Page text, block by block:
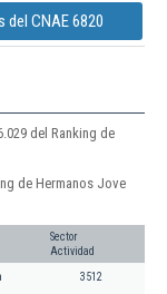
del CNAE 6820
del Ranking de
de Hermanos Jove
Sector
Actividad
3512